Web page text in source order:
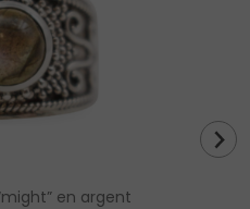
en argent